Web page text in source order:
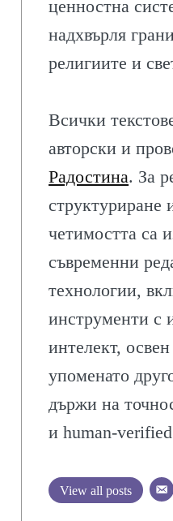
ценностна
надхвърля
религиите и
Всички
авторски и
Радостина. За
структуриране
четимостта са
съвременни
технологии,
инструменти с
интелект,
упоменато
държи на
и human-
View all posts